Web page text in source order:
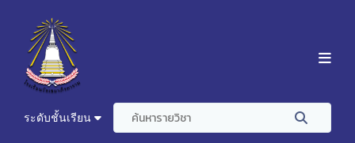
ระดับชั้นเรียน